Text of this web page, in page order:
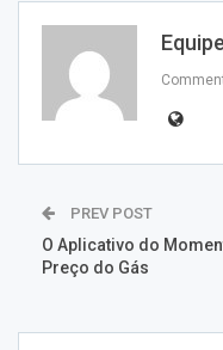
PREV POST
O Aplicativo do
Preço do Gás